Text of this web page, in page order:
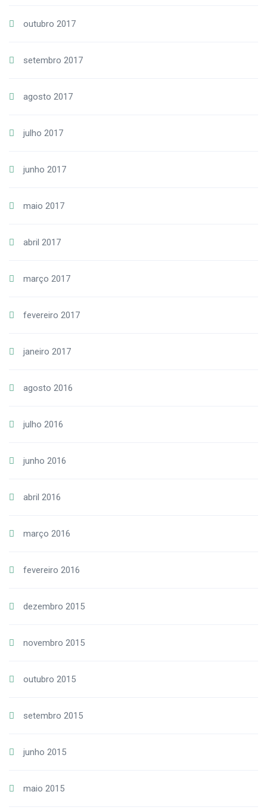
outubro 2017
setembro 2017
agosto 2017
julho 2017
junho 2017
maio 2017
abril 2017
março 2017
fevereiro 2017
janeiro 2017
agosto 2016
julho 2016
junho 2016
abril 2016
março 2016
fevereiro 2016
dezembro 2015
novembro 2015
outubro 2015
setembro 2015
junho 2015
maio 2015